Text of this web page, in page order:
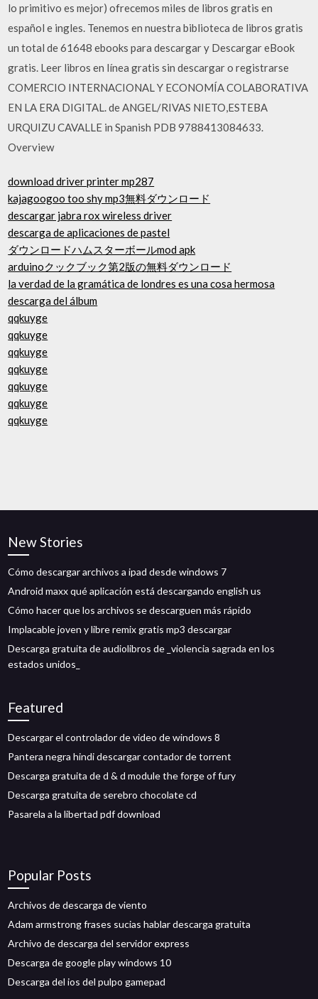
lo primitivo es mejor) ofrecemos miles de libros gratis en
español e ingles. Tenemos en nuestra biblioteca de libros gratis
un total de 61648 ebooks para descargar y Descargar eBook
gratis. Leer libros en línea gratis sin descargar o registrarse
COMERCIO INTERNACIONAL Y ECONOMÍA COLABORATIVA
EN LA ERA DIGITAL. de ANGEL/RIVAS NIETO,ESTEBA
URQUIZU CAVALLE in Spanish PDB 9788413084633.
Overview
download driver printer mp287
kajagoogoo too shy mp3無料ダウンロード
descargar jabra rox wireless driver
descarga de aplicaciones de pastel
ダウンロードハムスターボールmod apk
arduinoクックブック第2版の無料ダウンロード
la verdad de la gramática de londres es una cosa hermosa
descarga del álbum
qqkuyge
qqkuyge
qqkuyge
qqkuyge
qqkuyge
qqkuyge
qqkuyge
New Stories
Cómo descargar archivos a ipad desde windows 7
Android maxx qué aplicación está descargando english us
Cómo hacer que los archivos se descarguen más rápido
Implacable joven y libre remix gratis mp3 descargar
Descarga gratuita de audiolibros de _violencia sagrada en los
estados unidos_
Featured
Descargar el controlador de video de windows 8
Pantera negra hindi descargar contador de torrent
Descarga gratuita de d & d module the forge of fury
Descarga gratuita de serebro chocolate cd
Pasarela a la libertad pdf download
Popular Posts
Archivos de descarga de viento
Adam armstrong frases sucias hablar descarga gratuita
Archivo de descarga del servidor express
Descarga de google play windows 10
Descarga del ios del pulpo gamepad